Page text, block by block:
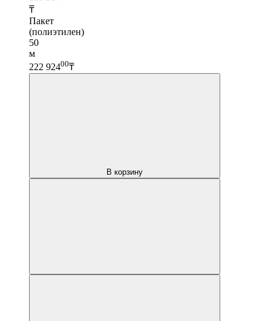
₸
Пакет
(полиэтилен)
50
м
222 92400₸
В корзину